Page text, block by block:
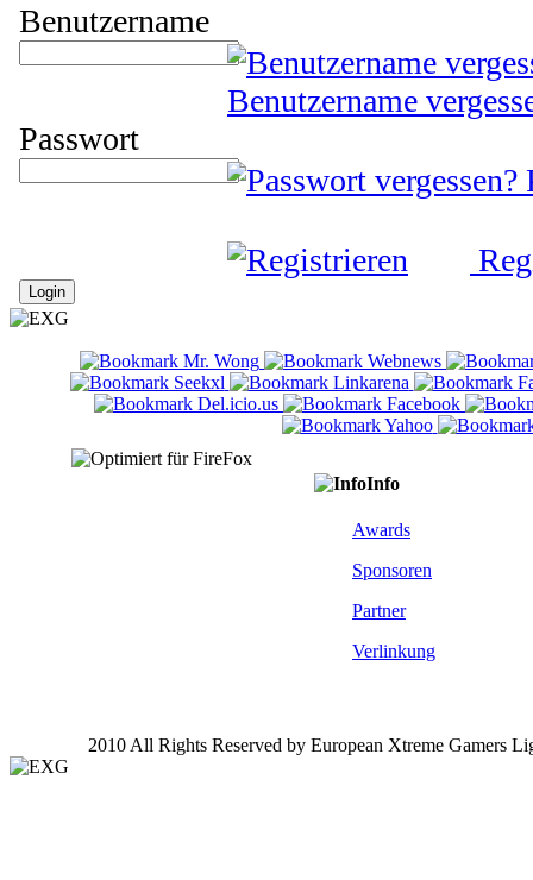
Benutzername
Benutzername
Passwort
Info
Awards
Sponsoren
Partner
Verlinkung
2010 All Rights Reserved by European Xtreme Gamers